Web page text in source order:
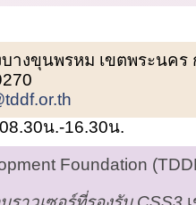
งขุนพรหม เขตพระนคร
น.-16.30น.
Foundation